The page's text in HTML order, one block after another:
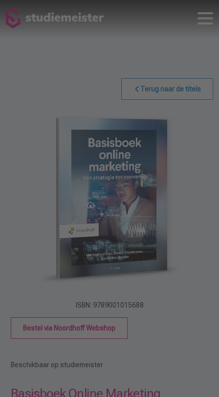
Terug naar de titels
ISBN: 9789001015688
Bestel via Noordhoff Webshop
Beschikbaar op studiemeister
Basisboek Online Marketing